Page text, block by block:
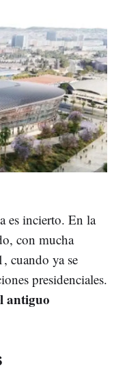
es incierto. En la
con mucha
cuando ya se
presidenciales.
antiguo